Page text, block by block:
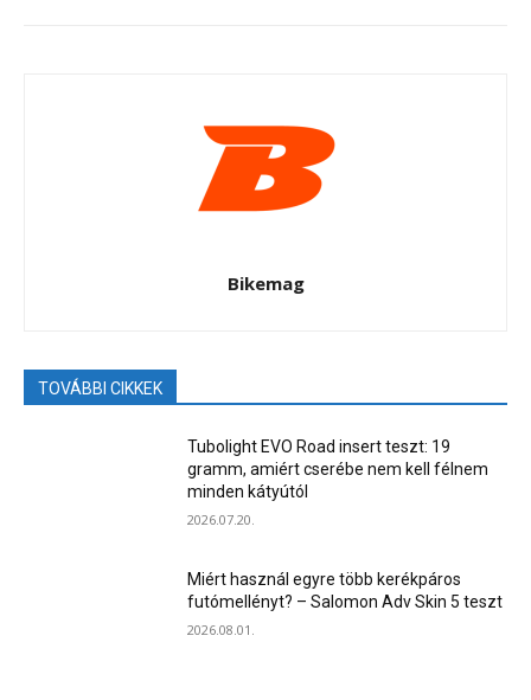
Bikemag
TOVÁBBI CIKKEK
Tubolight EVO Road insert teszt: 19
gramm, amiért cserébe nem kell félnem
minden kátyútól
2026.07.20.
Miért használ egyre több kerékpáros
futómellényt? – Salomon Adv Skin 5 teszt
2026.08.01.